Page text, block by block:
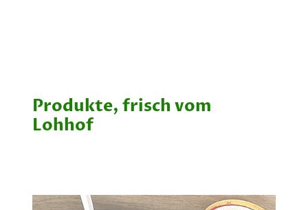
Produkte, frisch vom
Lohhof